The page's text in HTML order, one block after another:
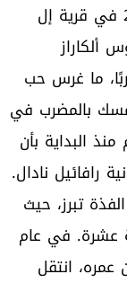
ولد كارلوس ألكاراز غاريا في مايو 2003 في قرية إل
ألكاراز
ما غرس حب
بالمضرب في
البداية بأن
رافائيل نادال.
تبرز، حيث
عشرة. في عام
عمره، انتقل